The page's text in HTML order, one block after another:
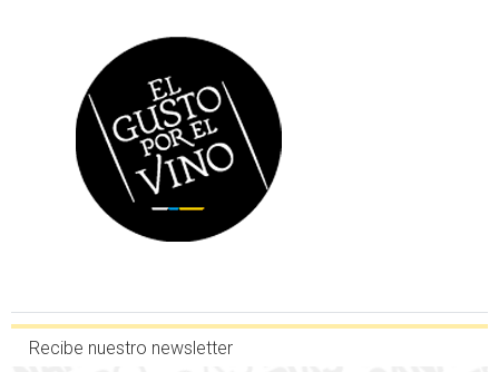
Recibe nuestro newsletter